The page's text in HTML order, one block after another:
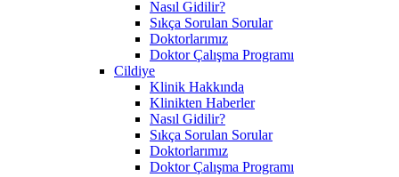
Nasıl Gidilir?
Sıkça Sorulan Sorular
Doktorlarımız
Doktor Çalışma Programı
Cildiye
Klinik Hakkında
Klinikten Haberler
Nasıl Gidilir?
Sıkça Sorulan Sorular
Doktorlarımız
Doktor Çalışma Programı